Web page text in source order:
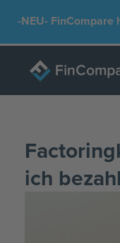
-NEU-FinCompare
ich